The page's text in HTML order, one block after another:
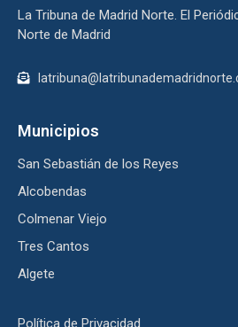
La Tribuna de Madrid Norte. El
Norte de Madrid
Municipios
San Sebastián de los Reyes
Alcobendas
Colmenar Viejo
Tres Cantos
Algete
Política de Privacidad